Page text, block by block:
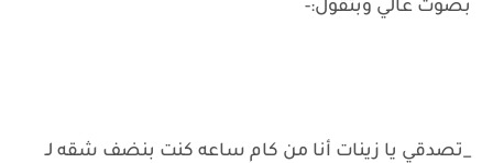
بصوت عالي وبتقول:-
_تصدقي يا زينات أنا من كام ساعه كنت بنضف شقه لـ